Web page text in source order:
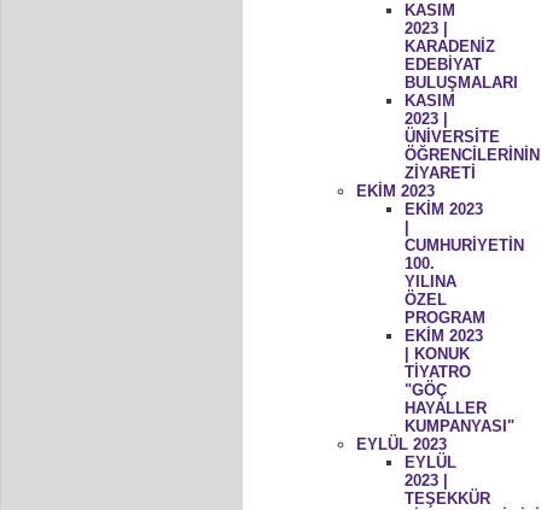
KASIM
2023 |
KARADENİZ
EDEBİYAT
BULUŞMALARI
KASIM
2023 |
ÜNİVERSİTE
ÖĞRENCİLERİNİN
ZİYARETİ
EKİM 2023
EKİM 2023
CUMHURİYETİN
100.
YILINA
ÖZEL
PROGRAM
EKİM 2023
| KONUK
TİYATRO
"GÖÇ
HAYALLER
KUMPANYASI"
EYLÜL 2023
EYLÜL
2023 |
TEŞEKKÜR